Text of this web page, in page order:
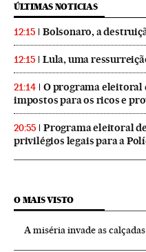
ÚLTIMAS NOTICIAS
12:15 Bolsonaro, a
12:15 Lula, uma
21:14
O programa eleitoral
impostos para os ricos e
20:55
Programa eleitoral
privilégios legais para a
O MAIS VISTO
A miséria invade as